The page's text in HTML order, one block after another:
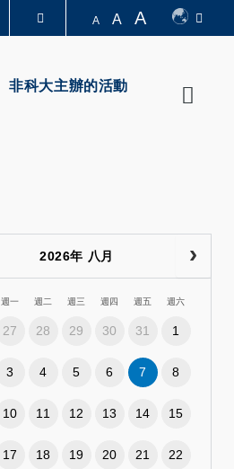
A A A
非科大主辦的活動
2026年 八月
週一 週二 週三 週四 週五 週六
27 28 29 30 31 1
3 4 5 6 7 8
10 11 12 13 14 15
17 18 19 20 21 22